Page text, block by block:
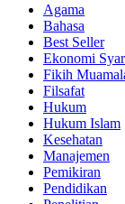
Agama
Bahasa
Best Seller
Ekonomi
Fikih
Filsafat
Hukum
Hukum Islam
Kesehatan
Manajemen
Pemikiran
Pendidikan